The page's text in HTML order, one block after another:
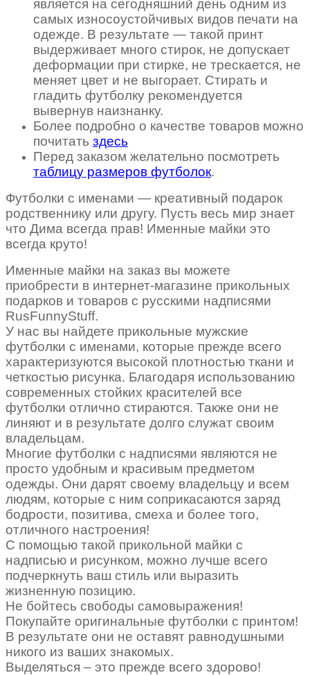
является на сегодняшний день одним из
самых износоустойчивых видов печати на
одежде. В результате — такой принт
выдерживает много стирок, не допускает
деформации при стирке, не трескается, не
меняет цвет и не выгорает. Стирать и
гладить футболку рекомендуется
вывернув наизнанку.
Более подробно о качестве товаров можно
почитать здесь
Перед заказом желательно посмотреть
таблицу размеров футболок.
Футболки с именами — креативный подарок
родственнику или другу. Пусть весь мир знает
что Дима всегда прав! Именные майки это
всегда круто!
Именные майки на заказ вы можете
приобрести в интернет-магазине прикольных
подарков и товаров c русскими надписями
RusFunnyStuff.
У нас вы найдете прикольные мужские
футболки с именами, которые прежде всего
характеризуются высокой плотностью ткани и
четкостью рисунка. Благодаря использованию
современных стойких красителей все
футболки отлично стираются. Также они не
линяют и в результате долго служат своим
владельцам.
Многие футболки с надписями являются не
просто удобным и красивым предметом
одежды. Они дарят своему владельцу и всем
людям, которые с ним соприкасаются заряд
бодрости, позитива, смеха и более того,
отличного настроения!
С помощью такой прикольной майки с
надписью и рисунком, можно лучше всего
подчеркнуть ваш стиль или выразить
жизненную позицию.
Не бойтесь свободы самовыражения!
Покупайте оригинальные футболки с принтом!
В результате они не оставят равнодушными
никого из ваших знакомых.
Выделяться – это прежде всего здорово!